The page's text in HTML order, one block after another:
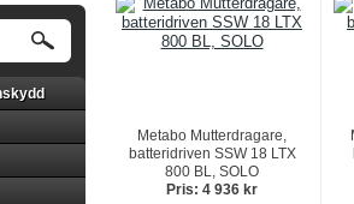
Metabo Mutterdragare,
batteridriven SSW 18 LTX
800 BL, SOLO
Pris: 4 936 kr